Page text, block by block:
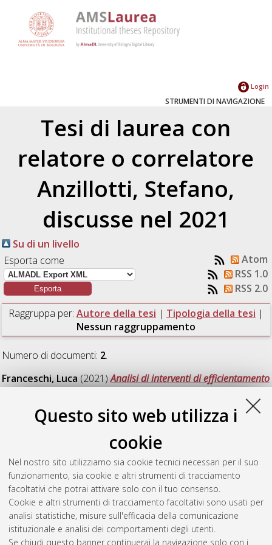
Questo sito web utilizza i
cookie
Nel nostro sito utilizziamo sia cookie tecnici necessari per il suo
funzionamento, sia cookie e altri strumenti di tracciamento
facoltativi che potrai attivare solo con il tuo consenso.
Cookie e altri strumenti di tracciamento facoltativi sono usati per
analisi statistiche, misure sull'efficacia della comunicazione
istituzionale e analisi dei comportamenti degli utenti.
Se chiudi questo banner continuerai la navigazione solo con i
Login
STRUMENTI DI NAVIGAZIONE
Tesi di laurea con
relatore o correlatore
Anzillotti, Stefano,
discusse nel 2021
Su di un livello
Esporta come
Atom
RSS 1.0
RSS 2.0
Raggruppa per: Autore della tesi | Tipologia della tesi |
Nessun raggruppamento
Numero di documenti: 2.
Franceschi, Luca(2021)Analisi di interventi di efficientamento
energetico in un edificio ad uso ricreativo.[Laurea magistrale],
Ingegneria energetica
[LM-DM270] , Documento ad accesso riservato.
Progettazione di un impianto di
di porta Garibaldi (MI).[Laurea magistrale], Università di
Bologna, Corso di Studio in Ingegneria energetica [LM-
DM270], Documento full-text non disponibile
Questa lista e' stata generata ilSat Aug 8 12:52:57 2026
CEST